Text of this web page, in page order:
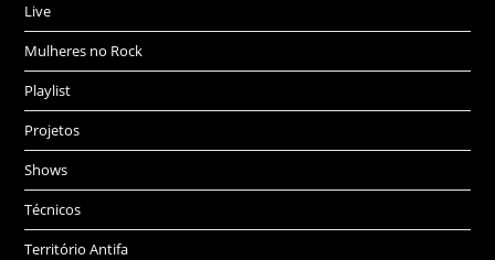
Live
Mulheres no Rock
Playlist
Projetos
Shows
Técnicos
Território Antifa